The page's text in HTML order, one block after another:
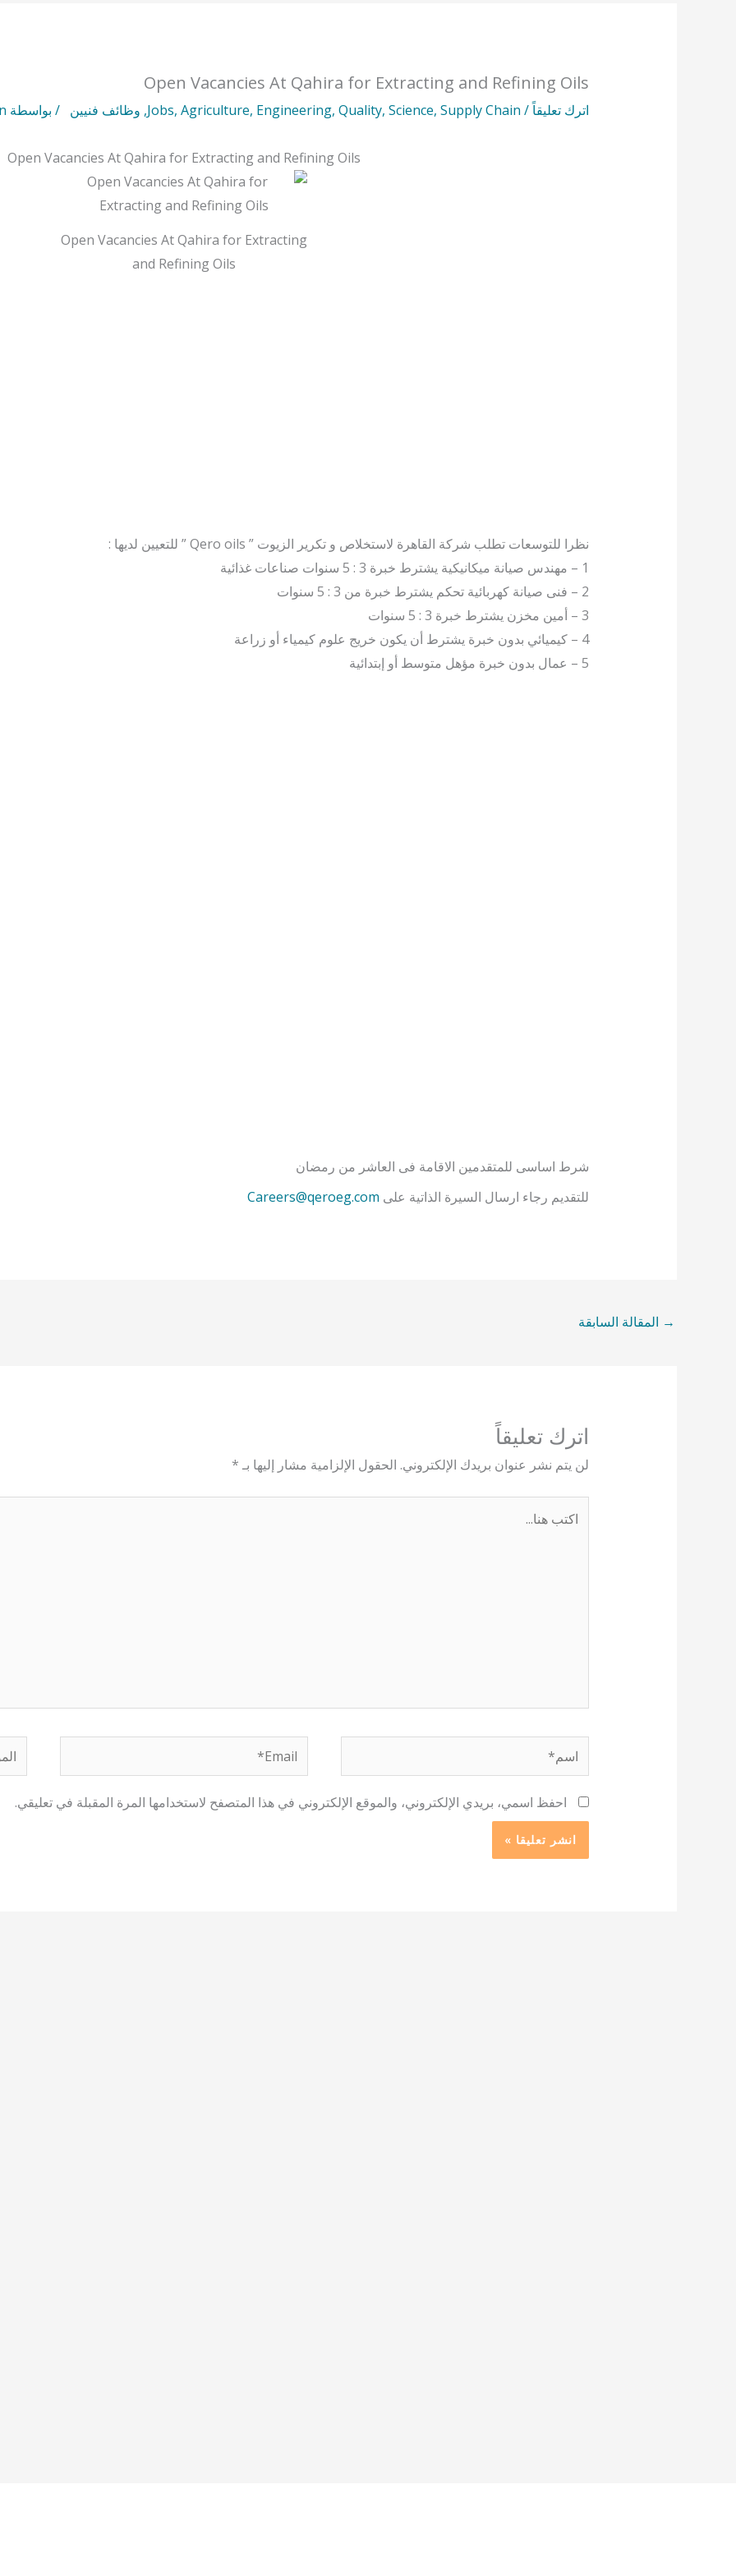
Open Vacancies At Qahira for Extracting and Refining Oils
اترك تعليقاً/
Jobs,Agriculture, Engineering,Quality,Science,Supply Chain
, وظائف فنيين / بواسطة
Open Vacancies At Qahira for Extracting and Refining Oils
Open Vacancies At Qahira for Extracting
and Refining Oils
نظرا للتوسعات تطلب شركة القاهرة لاستخلاص و تكرير الزيوت ” Qero oils ” للتعيين لديها :
1 – مهندس صيانة ميكانيكية يشترط خبرة 3 : 5 سنوات صناعات غذائية
2 – فنى صيانة كهربائية تحكم يشترط خبرة من 3 : 5 سنوات
3 – أمين مخزن يشترط خبرة 3 : 5 سنوات
4 – كيميائي بدون خبرة يشترط أن يكون خريج علوم كيمياء أو زراعة
5 – عمال بدون خبرة مؤهل متوسط أو إبتدائية
شرط اساسى للمتقدمين الاقامة فى العاشر من رمضان
للتقديم رجاء ارسال السيرة الذاتية على Careers@qeroeg.com
→ المقالة السابقة
اترك تعليقاً
لن يتم نشر عنوان بريدك الإلكتروني. الحقول الإلزامية مشار إليها بـ *
اسم* Email*
احفظ اسمي، بريدي الإلكتروني، والموقع الإلكتروني في هذا المتصفح لاستخدامها المرة المقبلة في تعليقي.